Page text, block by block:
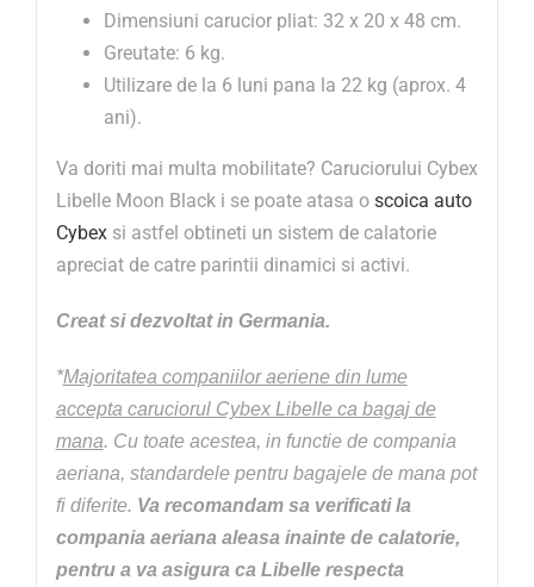
Dimensiuni carucior pliat: 32 x 20 x 48 cm.
Greutate: 6 kg.
Utilizare de la 6 luni pana la 22 kg (aprox. 4
ani).
Va doriti mai multa mobilitate? Caruciorului Cybex
Libelle Moon Black i se poate atasa o scoica auto
Cybexsi astfel obtineti un sistem de calatorie
apreciat de catre parintii dinamici si activi.
Creat si dezvoltat in Germania.
*Majoritatea companiilor aeriene din lume
accepta caruciorul Cybex Libelle ca bagaj de
mana. Cu toate acestea, in functie de compania
aeriana, standardele pentru bagajele de mana pot
fi diferite. Va recomandam sa verificati la
compania aeriana aleasa inainte de calatorie,
pentru a va asigura ca Libelle respecta